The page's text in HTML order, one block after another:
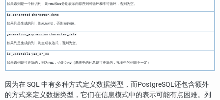
如果该列是一个标识列，则YES和NO分别表示内部序列可循环和不可循环，否则为空。
is_generated character_data
如果列是生成的列，则ALWAYS，否则 NEVER。
generation_expression character_data
如果列是生成的列，则生成表达式，否则为空。
is_updatable yes_or_no
如果该列是可更新的，则为YES，否则为NO（基表中的列总是可更新的，视图中的列则不一定）
因为在 SQL 中有多种方式定义数据类型，而PostgreSQL还包含额外
的方式来定义数据类型，它们在信息模式中的表示可能有点困难。列